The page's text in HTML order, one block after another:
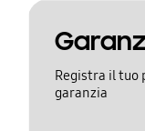
Registra il tuo
garanzia